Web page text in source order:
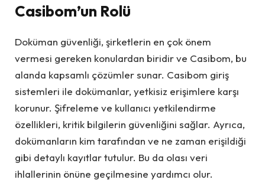
Casibom’un Rolü
Doküman güvenliği, şirketlerin en çok önem
vermesi gereken konulardan biridir ve Casibom, bu
alanda kapsamlı çözümler sunar. Casibom giriş
sistemleri ile dokümanlar, yetkisiz erişimlere karşı
korunur. Şifreleme ve kullanıcı yetkilendirme
özellikleri, kritik bilgilerin güvenliğini sağlar. Ayrıca,
dokümanların kim tarafından ve ne zaman erişildiği
gibi detaylı kayıtlar tutulur. Bu da olası veri
ihlallerinin önüne geçilmesine yardımcı olur.